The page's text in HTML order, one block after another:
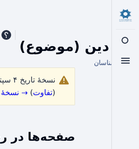
تغییر جست‌وجو
تغییر منو
رده دین (موضوع)
از اسلامشناسان
نسخهٔ تاریخ ۴ سپتامبر ۲۰۲۱، ساعت ۱۰:۲۲ توسط
(تفاوت) → نسخهٔ
صفحه‌ها در